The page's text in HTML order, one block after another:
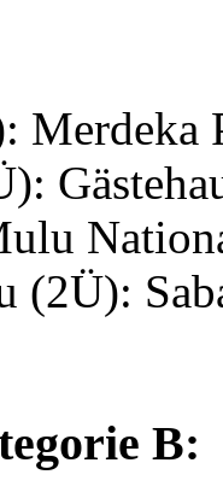
(2Ü):
B: